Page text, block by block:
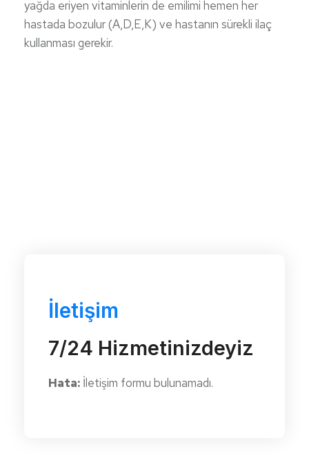
yağda eriyen vitaminlerin de emilimi hemen her
hastada bozulur (A,D,E,K) ve hastanın sürekli ilaç
kullanması gerekir.
İletişim
7/24 Hizmetinizdeyiz
Hata: İletişim formu bulunamadı.